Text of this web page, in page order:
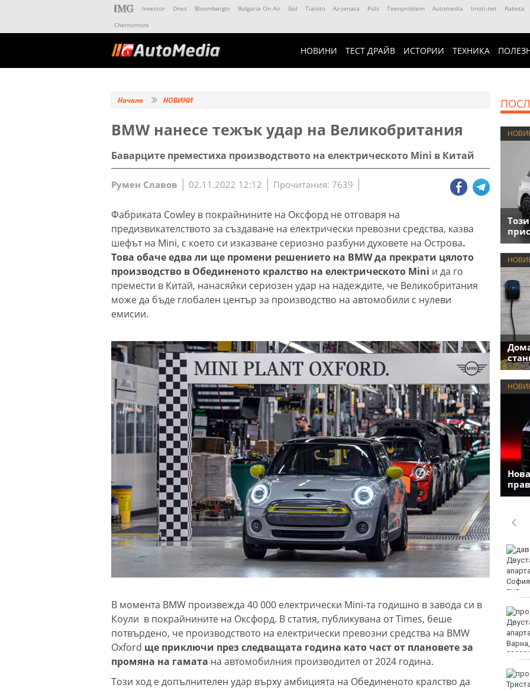
Investor Dnes Bloombergtv Bulgaria On Air Gol Tialoto Az-jenata Puls Teenproblem Automedia Imoti.net Rabota
Chernomore
НОВИНИ ТЕСТ ДРАЙВ ИСТОРИИ ТЕХНИКА
Начало НОВИНИ
BMW нанесе тежък удар на Великобритания
Баварците преместиха производството на електрическото Mini в Китай
Румен Славов 02.11.2022 12:12 Прочитания: 7639
Фабриката Cowley в покрайнините на Оксфорд не отговаря на
предизвикателството за създаване на електрически превозни средства, казва
шефът на Mini, с което си изказване сериозно разбуни духовете на Острова.
Това обаче едва ли ще промени решението на BMW да прекрати цялото
производство в Обединеното кралство на електрическото Mini и да го
премести в Китай, нанасяйки сериозен удар на надеждите, че Великобритания
може да бъде глобален център за производство на автомобили с нулеви
емисии.
В момента BMW произвежда 40 000 електрически Mini-та годишно в завода си в
Коули в покрайнините на Оксфорд. В статия, публикувана от Times, беше
потвърдено, че производството на електрически превозни средства на BMW
Oxford ще приключи през следващата година като част от плановете за
промяна на гамата на автомобилния производител от 2024 година.
Този ход е допълнителен удар върху амбицията на Обединеното кралство да
МВнР привика
посланичката на
Украйна у нас
18-годишен уби чичо си
с кол
достъпа на част от